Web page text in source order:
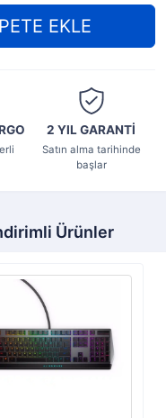
2 YILGARANTİ
Satın alma tarihinde
başlar
Ürünler